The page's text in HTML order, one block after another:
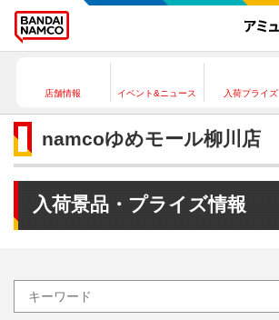
店舗情報 イベント&ニュース 入荷プライズ
namcoゆめモール柳川店
入荷景品・プライズ情報